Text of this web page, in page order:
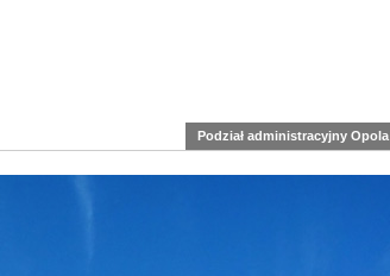
Podział administracyjny Opola